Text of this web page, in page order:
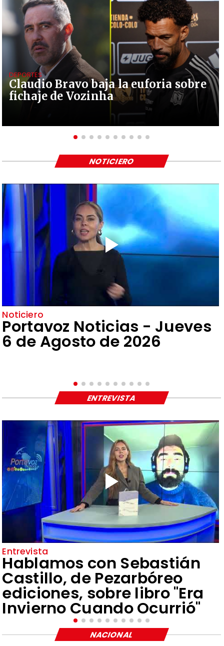
Claudio Bravo baja la euforia sobre
fichaje de Vozinha
DEPORTES
Noticiero
Portavoz Noticias - Jueves
6 de Agosto de 2026
NOTICIERO
Entrevista
Hablamos con Sebastián
Castillo, de Pezarbóreo
ediciones, sobre libro "Era
Invierno Cuando Ocurrió"
ENTREVISTA
NACIONAL